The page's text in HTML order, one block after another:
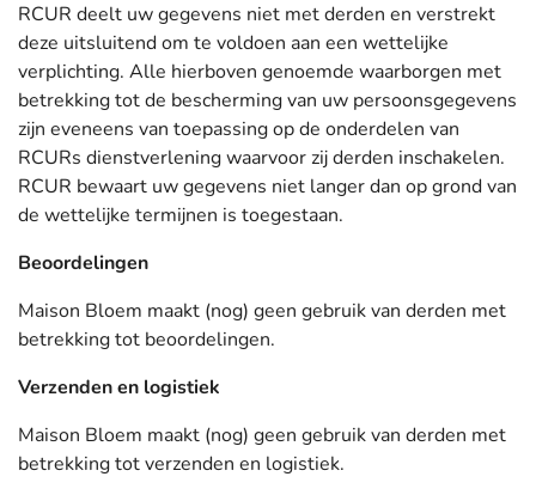
RCUR deelt uw gegevens niet met derden en verstrekt
deze uitsluitend om te voldoen aan een wettelijke
verplichting. Alle hierboven genoemde waarborgen met
betrekking tot de bescherming van uw persoonsgegevens
zijn eveneens van toepassing op de onderdelen van
RCURs dienstverlening waarvoor zij derden inschakelen.
RCUR bewaart uw gegevens niet langer dan op grond van
de wettelijke termijnen is toegestaan.
Beoordelingen
Maison Bloem maakt (nog) geen gebruik van derden met
betrekking tot beoordelingen.
Verzenden en logistiek
Maison Bloem maakt (nog) geen gebruik van derden met
betrekking tot verzenden en logistiek.